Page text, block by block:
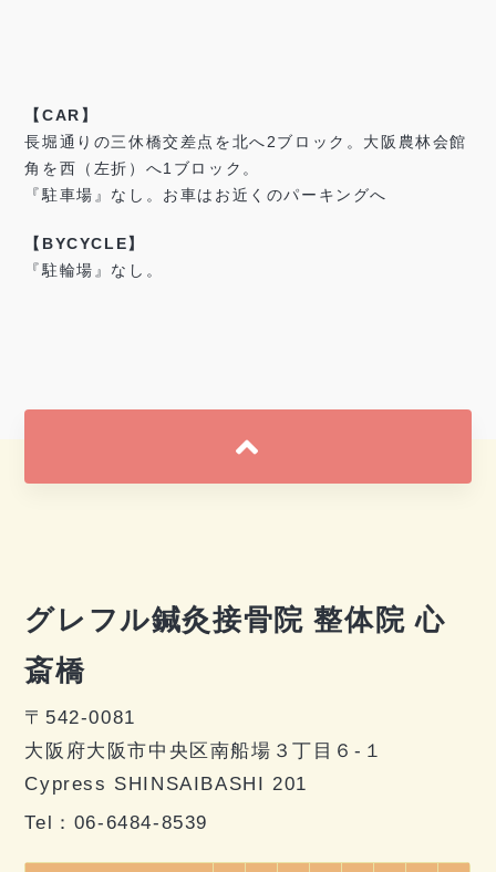
【CAR】
長堀通りの三休橋交差点を北へ2ブロック。大阪農林会館
角を西（左折）へ1ブロック。
『駐車場』なし。お車はお近くのパーキングへ
【BYCYCLE】
『駐輪場』なし。
グレフル鍼灸接骨院 整体院 心
斎橋
〒542-0081
大阪府大阪市中央区南船場３丁目６-１
Cypress SHINSAIBASHI 201
Tel： 06-6484-8539